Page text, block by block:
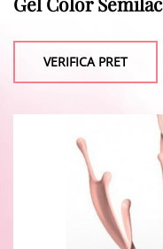
VERIFICA PRET